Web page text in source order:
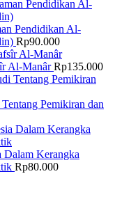
Pendidikan Al-
Rp90.000
Al-ManârRp135.000
Pemikiran dan
Dalam Kerangka
Rp80.000